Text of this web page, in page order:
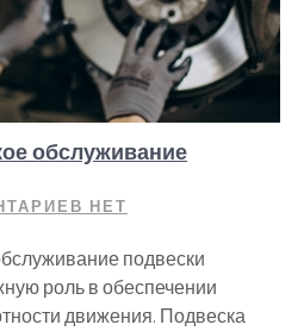
обслуживание
НЕТ
подвески
роль в обеспечении
движения. Подвеска